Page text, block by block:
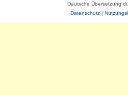
Deutsche Übersetzung
Datenschutz|